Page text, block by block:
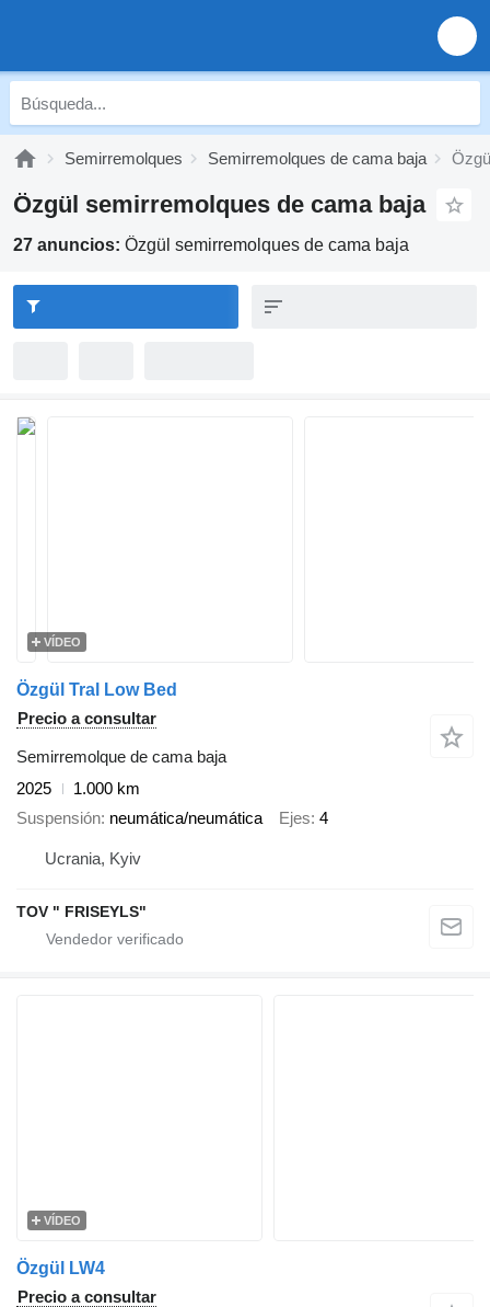
Semirremolques Semirremolques de cama baja
Özgül semirremolques de cama baja
27 anuncios: Özgül semirremolques de cama baja
VÍDEO
Özgül Tral Low Bed
Precio a consultar
Semirremolque de cama baja
2025
1.000 km
Suspensión neumática/neumática Ejes 4
Ucrania, Kyiv
TOV " FRISEYLS"
VÍDEO
Özgül LW4
Precio a consultar